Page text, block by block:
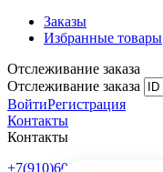
Заказы
Избранные товары
Отслеживание заказа
Отслеживание заказа
ВойтиРегистрация
Контакты
Контакты
+7(910)601-10-10